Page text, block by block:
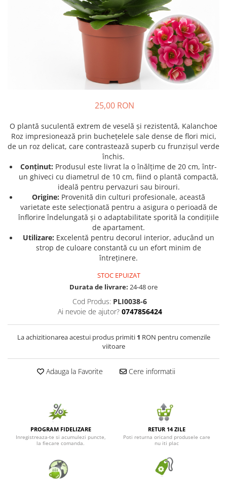
Bulbi de Echinacea
Bulbi de Gaillardia (Kokarda)
Bulbi de Irisi - Stanjenel
Bulbi de Narcise
Bulbi de Ranunculus
Bulbi de Zambile
Bulbi de Zantedeschia
Bulbi Sparaxis
Mixuri de Bulbi
Seminte de Ierburi
Seminte de Legume/Fructe
Păr - Pyrus communis
Smochini - Ficus carica
25,00 RON
O plantă suculentă extrem de veselă și rezistentă, Kalanchoe
Roz impresionează prin buchețelele sale dense de flori mici,
de un roz delicat, care contrastează superb cu frunzișul verde
închis.
Conținut: Produsul este livrat la o înălțime de 20 cm, într-
un ghiveci cu diametrul de 10 cm, fiind o plantă compactă,
ideală pentru pervazuri sau birouri.
Origine: Provenită din culturi profesionale, această
varietate este selecționată pentru a asigura o perioadă de
înflorire îndelungată și o adaptabilitate sporită la condițiile
de apartament.
Utilizare: Excelentă pentru decorul interior, aducând un
strop de culoare constantă cu un efort minim de
întreținere.
STOC EPUIZAT
Durata de livrare: 24-48 ore
Cod Produs: PLI0038-6
Ai nevoie de ajutor? 0747856424
La achizitionarea acestui produs primiti 1 RON pentru comenzile
viitoare
Adauga la Favorite Cere informatii
PROGRAM FIDELIZARE
Inregistreaza-te si acumulezi puncte,
la fiecare comanda.
RETUR 14 ZILE
Poti returna oricand produsele care
nu iti plac